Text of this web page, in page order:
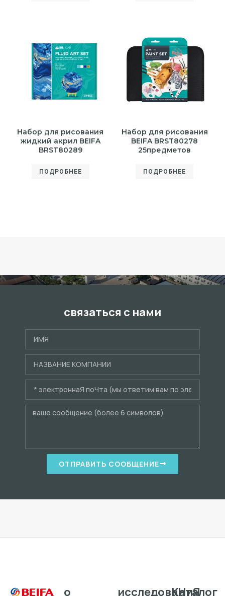
Набор для рисования
жидкий акрил BEIFA
BRST80289
ПОДРОБНЕЕ
Набор для рисования
BEIFA BRST80278
25предметов
ПОДРОБНЕЕ
связаться с нами
ОТПРАВИТЬ СООБЩЕНИЕ
о
исследоваHиЯ
Каталог